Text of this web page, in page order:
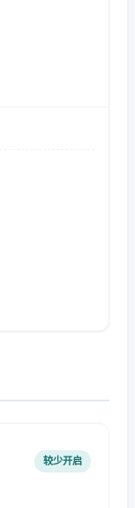
较少开启